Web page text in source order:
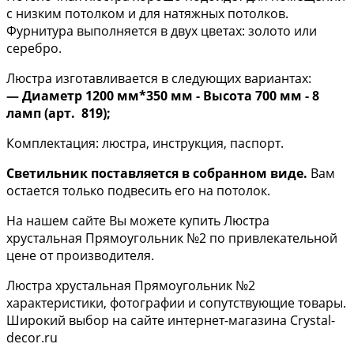
с низким потолком и для натяжных потолков.
Фурнитура выполняется в двух цветах: золото или
серебро.
Люстра изготавливается в следующих вариантах:
— Диаметр 1200 мм*350 мм - Высота 700 мм - 8
ламп (арт. 819);
Комплектация: люстра, инструкция, паспорт.
Светильник поставляется в собранном виде. Вам
остается только подвесить его на потолок.
На нашем сайте Вы можете купить Люстра
хрустальная Прямоугольник №2 по привлекательной
цене от производителя.
Люстра хрустальная Прямоугольник №2
характеристики, фотографии и сопутствующие товары.
Широкий выбор на сайте интернет-магазина Crystal-
decor.ru